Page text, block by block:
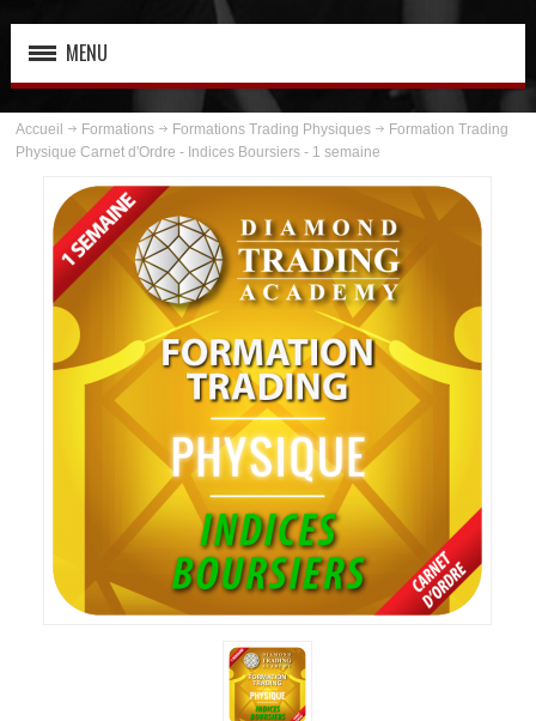
MENU
ABOUT US
PLANNING
FORMATIONS
FORMATIONS TRADING EN LIGNE Exclusif
FORMATIONS TRADING PHYSIQUES
INFOS PRATIQUES
Accueil Formations Formations Trading Physiques
Formation Trading
Physique Carnet d'Ordre - Indices Boursiers - 1 semaine